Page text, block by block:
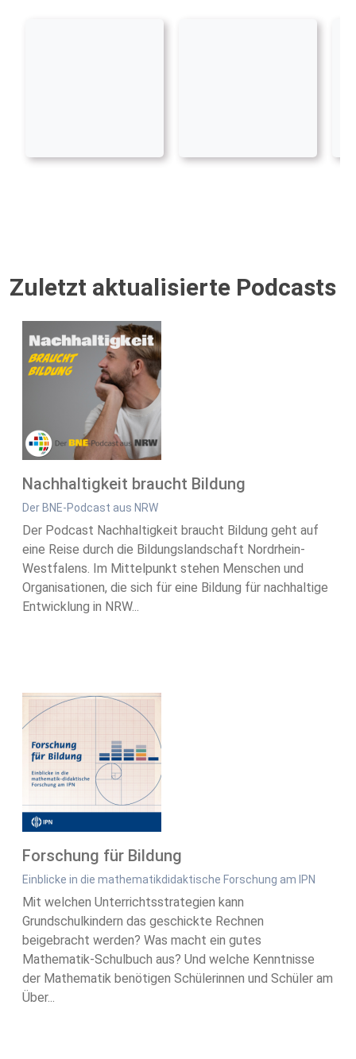
Zuletzt aktualisierte Podcasts
Nachhaltigkeit braucht Bildung
Der BNE-Podcast aus NRW
Der Podcast Nachhaltigkeit braucht Bildung geht auf
eine Reise durch die Bildungslandschaft Nordrhein-
Westfalens. Im Mittelpunkt stehen Menschen und
Organisationen, die sich für eine Bildung für nachhaltige
Entwicklung in NRW...
Forschung für Bildung
Einblicke in die mathematikdidaktische Forschung am IPN
Mit welchen Unterrichtsstrategien kann
Grundschulkindern das geschickte Rechnen
beigebracht werden? Was macht ein gutes
Mathematik-Schulbuch aus? Und welche Kenntnisse
der Mathematik benötigen Schülerinnen und Schüler am
Über...